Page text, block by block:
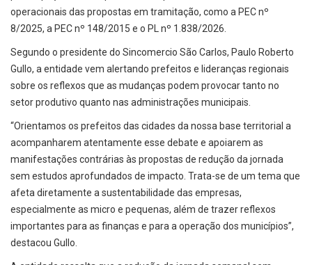
operacionais das propostas em tramitação, como a PEC nº
8/2025, a PEC nº 148/2015 e o PL nº 1.838/2026.
Segundo o presidente do Sincomercio São Carlos, Paulo Roberto
Gullo, a entidade vem alertando prefeitos e lideranças regionais
sobre os reflexos que as mudanças podem provocar tanto no
setor produtivo quanto nas administrações municipais.
“Orientamos os prefeitos das cidades da nossa base territorial a
acompanharem atentamente esse debate e apoiarem as
manifestações contrárias às propostas de redução da jornada
sem estudos aprofundados de impacto. Trata-se de um tema que
afeta diretamente a sustentabilidade das empresas,
especialmente as micro e pequenas, além de trazer reflexos
importantes para as finanças e para a operação dos municípios”,
destacou Gullo.